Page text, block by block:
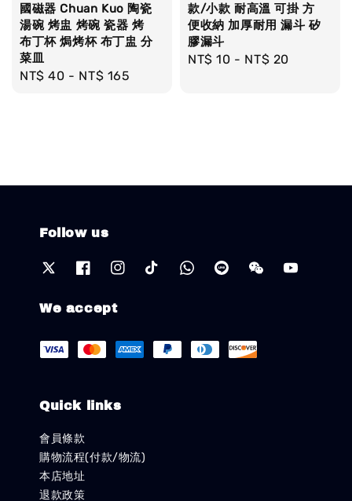
國磁器 Chuan Kuo 陶瓷
湯碗 烤盅 烤碗 瓷器 烤
布丁杯 焗烤杯 布丁盅 分
菜皿
Regular
NT$ 40 - NT$ 165
款/小款 耐高溫 可掛 方
便收納 加厚耐用 漏斗 矽
膠漏斗
Regular
NT$ 10 - NT$ 20
Follow us
We accept
Quick links
會員條款
購物流程(付款/物流)
本店地址
退款政策